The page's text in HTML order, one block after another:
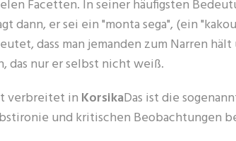
Facetten. In seiner häufigsten
dann, er sei ein "monta sega", (ein
dass man jemanden zum Narren
das nur er selbst nicht weiß.
verbreitet in KorsikaDas ist die
und kritischen Beobachtungen